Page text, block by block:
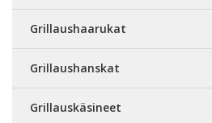
Grillaushaarukat
Grillaushanskat
Grillauskäsineet